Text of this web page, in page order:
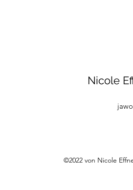
Nicole
©2022 von Nicole